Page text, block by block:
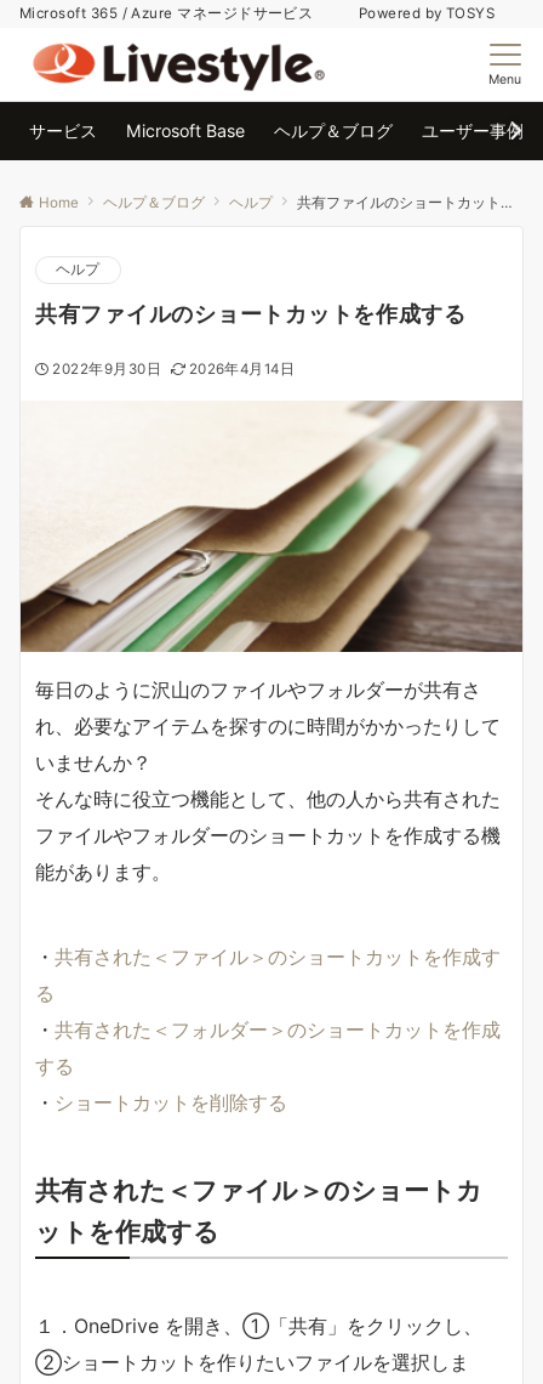
Microsoft 365 / Azure マネージドサービス Powered by TOSYS
Menu
サービス Microsoft Base ヘルプ＆ブログ ユーザー事例
Home ヘルプ＆ブログ ヘルプ 共有ファイルのショートカットを作成する
ヘルプ
共有ファイルのショートカットを作成する
2022年9月30日 2026年4月14日
毎日のように沢山のファイルやフォルダーが共有さ
れ、必要なアイテムを探すのに時間がかかったりして
いませんか？
そんな時に役立つ機能として、他の人から共有された
ファイルやフォルダーのショートカットを作成する機
能があります。
・ 共有された＜ファイル＞のショートカットを作成す
る
・ 共有された＜フォルダー＞のショートカットを作成
する
・ ショートカットを削除する
共有された＜ファイル＞のショートカ
ットを作成する
１．OneDrive を開き、①「共有」をクリックし、
②ショートカットを作りたいファイルを選択しま